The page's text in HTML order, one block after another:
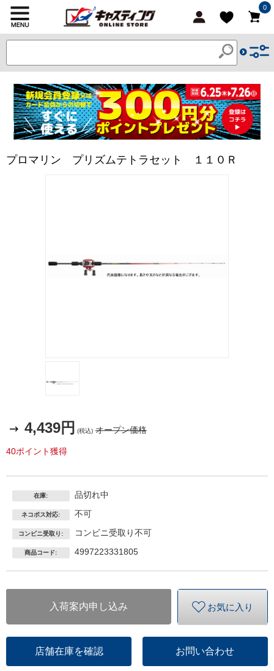
0
プロマリン プリズムテトラセット １１０Ｒ
4,439円 (税込) オープン価格
40ポイント獲得
在庫: 品切れ中
ネコポス対応: 不可
コンビニ受取り: コンビニ受取り不可
商品コード: 4997223331805
入荷案内申し込み お気に入り
店舗在庫を確認 お問い合わせ